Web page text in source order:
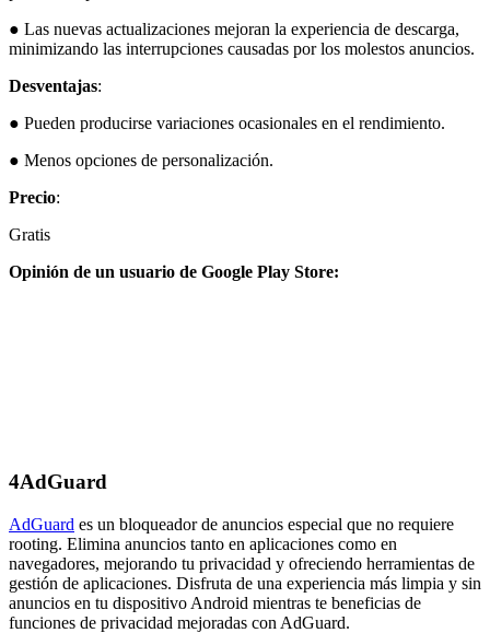
● Las nuevas actualizaciones mejoran la experiencia de descarga,
minimizando las interrupciones causadas por los molestos anuncios.
Desventajas:
● Pueden producirse variaciones ocasionales en el rendimiento.
● Menos opciones de personalización.
Precio:
Gratis
Opinión de un usuario de Google Play Store:
4AdGuard
AdGuard es un bloqueador de anuncios especial que no requiere
rooting. Elimina anuncios tanto en aplicaciones como en
navegadores, mejorando tu privacidad y ofreciendo herramientas de
gestión de aplicaciones. Disfruta de una experiencia más limpia y sin
anuncios en tu dispositivo Android mientras te beneficias de
funciones de privacidad mejoradas con AdGuard.